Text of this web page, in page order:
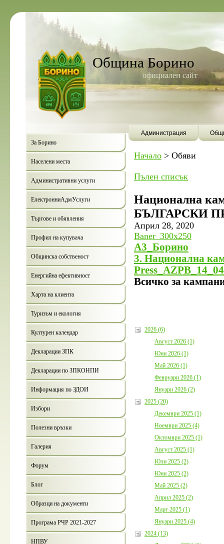
Община Борино
официален сайт
Администрация
За Борино
Населени места
Административни услуги
ЕлектронниАдмУслуги
Търгове и обявления
Профил на купувача
Общинска собственост
Енергийна ефективност
Харта на клиента
Туризъм и екология
Културен календар
Декларации ЗПК
Декларации по ЗПКОНПИ
Информация по ЗДОИ
Избори
Полезни връзки
Галерия
Форум
Блог
Образци на документи
Програма РЧР 2021-2027
НПВУ
Начало > Обяви
Пълен списък
Национална
БЪЛГАРСКИ
Април 28, 2020
Baner_300x250
А3_Борино
3. Национална
Всичко за
2026 (6)
Август 2026 (1)
Юни 2026 (1)
Май 2026 (1)
Февруари 2026 (1)
Януари 2026 (2)
2025 (20)
Декември 2025 (1)
Ноември 2025 (4)
Октомври 2025 (1)
Август 2025 (1)
Юли 2025 (2)
Юни 2025 (2)
Май 2025 (2)
Април 2025 (2)
Март 2025 (1)
Януари 2025 (4)
2024 (13)